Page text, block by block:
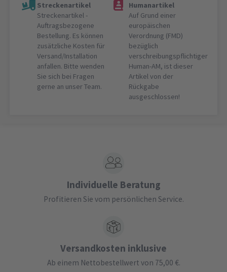
Streckenartikel
Streckenartikel -
Auftragsbezogene
Bestellung. Es können
zusätzliche Kosten für
Versand/Installation
anfallen. Bitte wenden
Sie sich bei Fragen
gerne an unser Team.
Humanartikel
Auf Grund einer
europäischen
Verordnung (FMD)
bezüglich
verschreibungspflichtiger
Human-AM, ist dieser
Artikel von der
Rückgabe
ausgeschlossen!
Individuelle Beratung
Profitieren Sie vom persönlichen Service.
Versandkosten inklusive
Ab einem Nettobestellwert von 75,00 €.